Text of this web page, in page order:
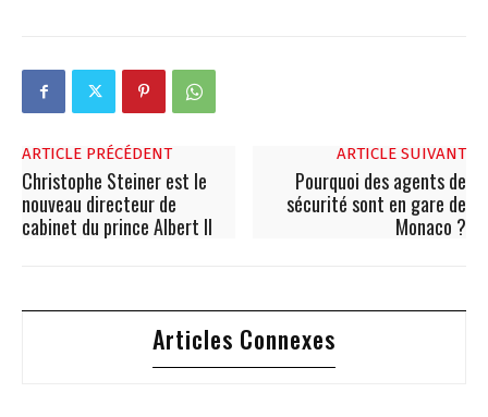
ARTICLE PRÉCÉDENT
Christophe Steiner est le
nouveau directeur de
cabinet du prince Albert II
ARTICLE SUIVANT
Pourquoi des agents de
sécurité sont en gare de
Monaco ?
Articles Connexes